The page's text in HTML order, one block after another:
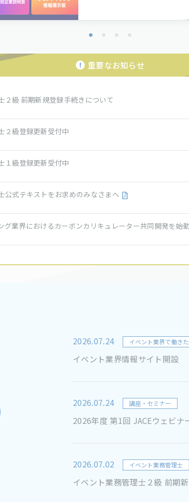
重要なお知らせ
２級 前期新規登録手続きについて
２級登録更新受付中
１級登録更新受付中
公式テキストをお求めのみなさまへ
グ業界におけるカーボンカリキュレーター共同開発を始
2026.07.24 イベント業界で働き
イベント業界情報サイト開設
2026.07.24 講座・セミナー
2026年度 第1回 JACEウェビナ
2026.07.02 イベント業務管理士
イベント業務管理士２級 前期